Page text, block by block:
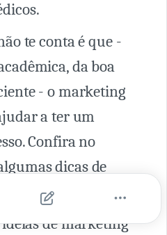
te conta é que -
da boa
- o marketing
a ter um
Confira no
dicas de
de marketing